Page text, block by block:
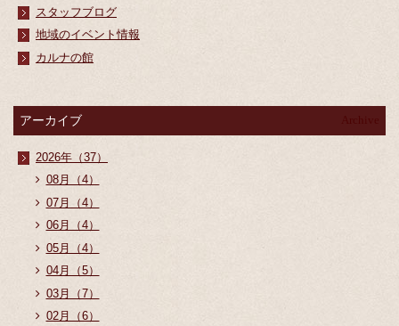
スタッフブログ
地域のイベント情報
カルナの館
アーカイブ
2026年（37）
08月（4）
07月（4）
06月（4）
05月（4）
04月（5）
03月（7）
02月（6）